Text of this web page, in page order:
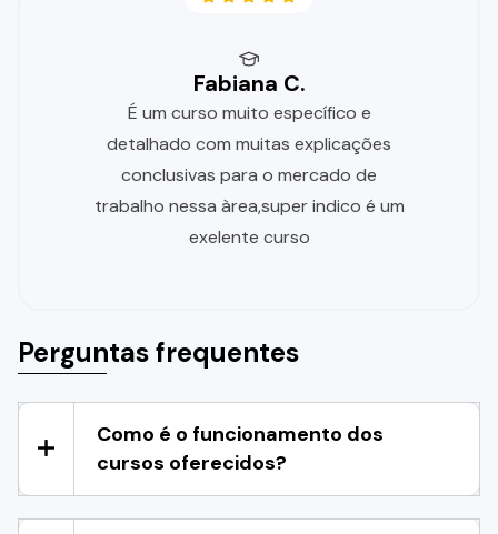
Fabiana C.
É um curso muito específico e
detalhado com muitas explicações
conclusivas para o mercado de
trabalho nessa àrea,super indico é um
exelente curso
Perguntas frequentes
Como é o funcionamento dos
cursos oferecidos?